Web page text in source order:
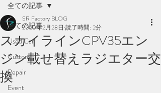
全ての記事
Used Car
Custom
Repair
Event
全ての記事
スカイラインCPV35エン
ジン載せ替えラジエター交
換
SR Factory BLOG
2020年2月28日 読了時間: 2分